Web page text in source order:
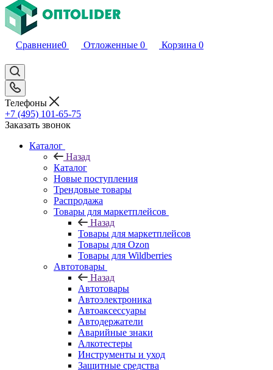
Сравнение0 Отложенные 0 Корзина 0
Телефоны
+7 (495) 101-65-75
Заказать звонок
Каталог
Назад
Каталог
Новые поступления
Трендовые товары
Распродажа
Товары для маркетплейсов
Назад
Товары для маркетплейсов
Товары для Ozon
Товары для Wildberries
Автотовары
Назад
Автотовары
Автоэлектроника
Автоаксессуары
Автодержатели
Аварийные знаки
Алкотестеры
Инструменты и уход
Защитные средства